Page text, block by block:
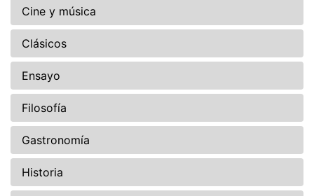
Cine y música
Clásicos
Ensayo
Filosofía
Gastronomía
Historia